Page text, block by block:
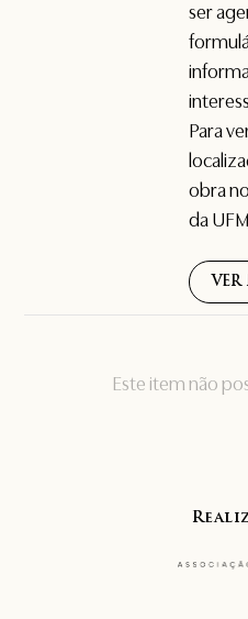
Este item não
ser
Para
obra
da